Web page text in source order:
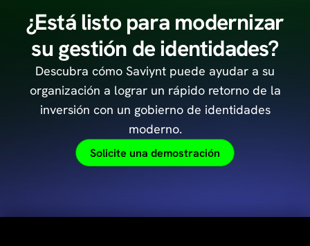
¿Está listo para modernizar
su gestión de identidades?
Descubra cómo Saviynt puede ayudar a su
organización a lograr un rápido retorno de la
inversión con un gobierno de identidades
moderno.
Solicite una demostración